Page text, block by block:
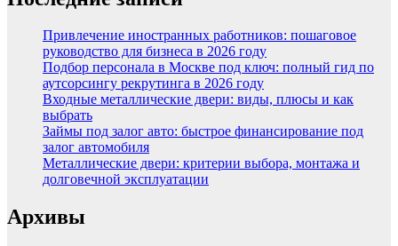
Привлечение иностранных работников: пошаговое
руководство для бизнеса в 2026 году
Подбор персонала в Москве под ключ: полный гид по
аутсорсингу рекрутинга в 2026 году
Входные металлические двери: виды, плюсы и как
выбрать
Займы под залог авто: быстрое финансирование под
залог автомобиля
Металлические двери: критерии выбора, монтажа и
долговечной эксплуатации
Архивы